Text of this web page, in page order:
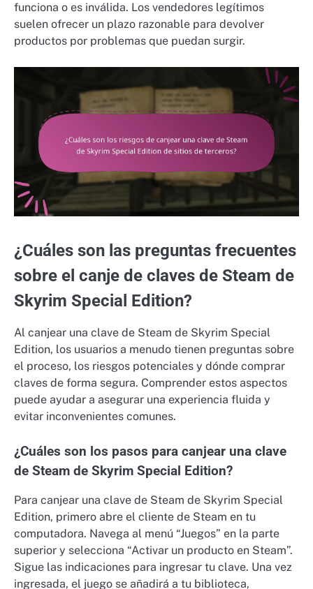
funciona o es inválida. Los vendedores legítimos
suelen ofrecer un plazo razonable para devolver
productos por problemas que puedan surgir.
¿Cuáles son las preguntas frecuentes
sobre el canje de claves de Steam de
Skyrim Special Edition?
Al canjear una clave de Steam de Skyrim Special
Edition, los usuarios a menudo tienen preguntas sobre
el proceso, los riesgos potenciales y dónde comprar
claves de forma segura. Comprender estos aspectos
puede ayudar a asegurar una experiencia fluida y
evitar inconvenientes comunes.
¿Cuáles son los pasos para canjear una clave
de Steam de Skyrim Special Edition?
Para canjear una clave de Steam de Skyrim Special
Edition, primero abre el cliente de Steam en tu
computadora. Navega al menú “Juegos” en la parte
superior y selecciona “Activar un producto en Steam”.
Sigue las indicaciones para ingresar tu clave. Una vez
ingresada, el juego se añadirá a tu biblioteca,